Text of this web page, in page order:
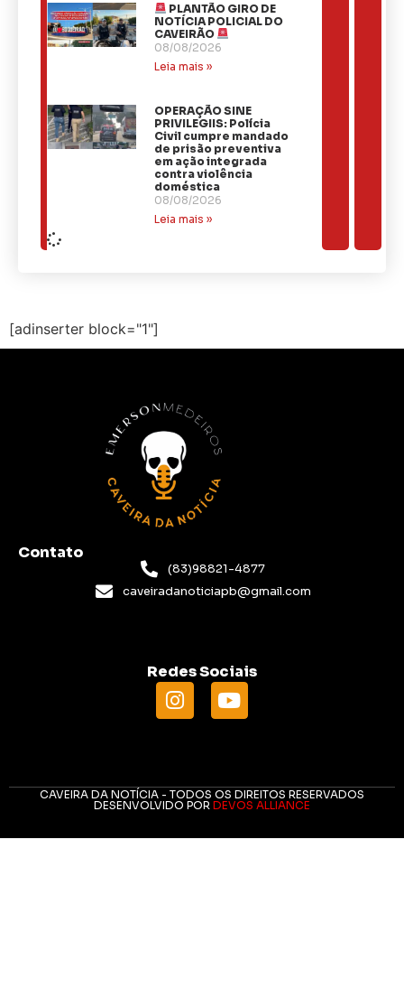
PLANTÃO GIRO DE
NOTÍCIA POLICIAL DO
CAVEIRÃO
08/08/2026
Leia mais »
OPERAÇÃO SINE
PRIVILEGIIS: Polícia
Civil cumpre mandado
de prisão preventiva
em ação integrada
contra violência
doméstica
08/08/2026
Leia mais »
[adinserter block="1"]
Contato
(83)98821-4877
caveiradanoticiapb@gmail.com
Redes Sociais
CAVEIRA DA NOTÍCIA - TODOS OS DIREITOS RESERVADOS
DESENVOLVIDO POR DEVOS ALLIANCE